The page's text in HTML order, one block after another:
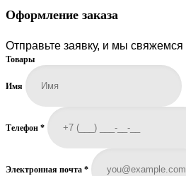
Оформление заказа
Отправьте заявку, и мы свяжемся
Товары
Имя
Телефон *
Электронная почта *